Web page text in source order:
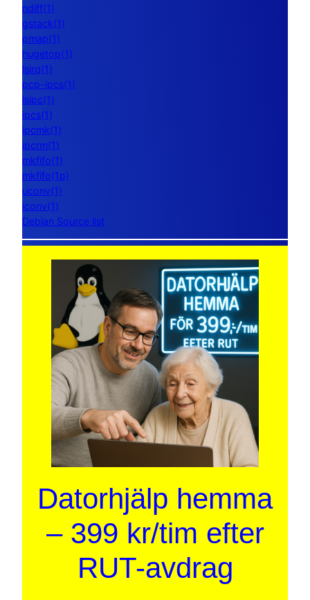
ndiff(1)
gstack(1)
pmap(1)
hugetop(1)
lsirq(1)
pcp-ipcs(1)
lsipc(1)
ipcs(1)
ipcmk(1)
ipcrm(1)
mkfifo(1)
mkfifo(1p)
uconv(1)
iconv(1)
Debian Source list
Datorhjälp hemma
– 399 kr/tim efter
RUT-avdrag